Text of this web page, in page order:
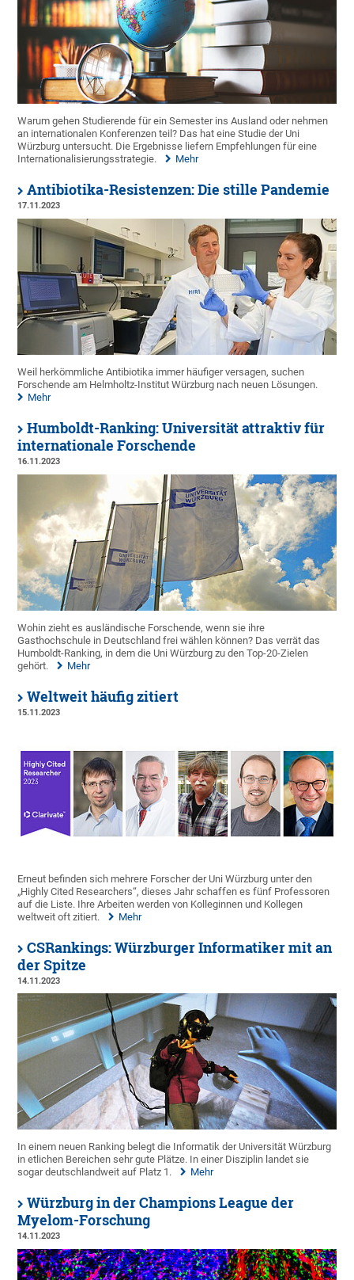
Warum gehen Studierende für ein Semester ins Ausland oder nehmen
an internationalen Konferenzen teil? Das hat eine Studie der Uni
Würzburg untersucht. Die Ergebnisse liefern Empfehlungen für eine
Internationalisierungsstrategie.
Mehr
Antibiotika-Resistenzen: Die stille Pandemie
17.11.2023
Weil herkömmliche Antibiotika immer häufiger versagen, suchen
Forschende am Helmholtz-Institut Würzburg nach neuen Lösungen.
Mehr
Humboldt-Ranking: Universität attraktiv für
internationale Forschende
16.11.2023
Wohin zieht es ausländische Forschende, wenn sie ihre
Gasthochschule in Deutschland frei wählen können? Das verrät das
Humboldt-Ranking, in dem die Uni Würzburg zu den Top-20-Zielen
gehört.
Mehr
Weltweit häufig zitiert
15.11.2023
Erneut befinden sich mehrere Forscher der Uni Würzburg unter den
„Highly Cited Researchers“, dieses Jahr schaffen es fünf Professoren
auf die Liste. Ihre Arbeiten werden von Kolleginnen und Kollegen
weltweit oft zitiert.
Mehr
CSRankings: Würzburger Informatiker mit an
der Spitze
14.11.2023
In einem neuen Ranking belegt die Informatik der Universität Würzburg
in etlichen Bereichen sehr gute Plätze. In einer Disziplin landet sie
sogar deutschlandweit auf Platz 1.
Mehr
Würzburg in der Champions League der
Myelom-Forschung
14.11.2023